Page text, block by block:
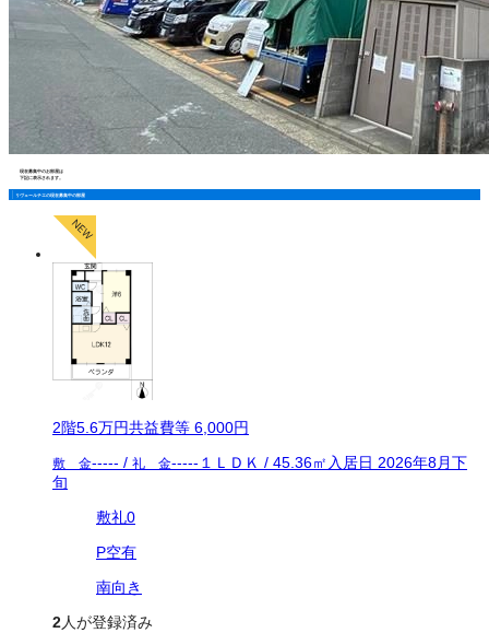
現在募集中のお部屋は
下記に表示されます。
リヴェールチエの現在募集中の部屋
2階5.6万円共益費等 6,000円
敷 金----- / 礼 金----- １ＬＤＫ / 45.36㎡ 入居日 2026年8月下
旬
敷礼0
P空有
南向き
2人が登録済み